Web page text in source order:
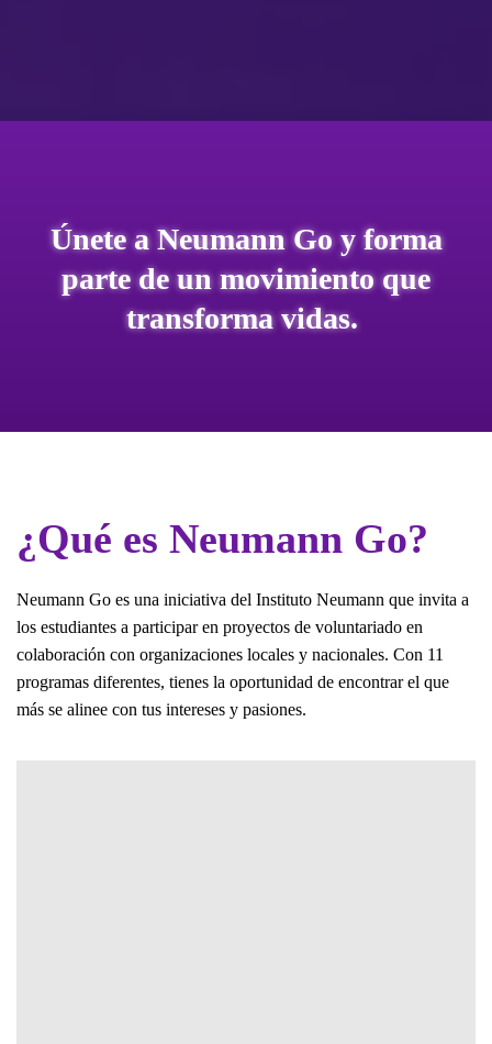
Únete a Neumann Goy forma
parte deun movimiento que
transforma vidas.
¿Qué es Neumann Go?
Neumann Go es una iniciativa del Instituto Neumann que invita a
los estudiantes a participar en proyectos de voluntariado en
colaboración con organizaciones locales y nacionales. Con 11
programas diferentes, tienes la oportunidad de encontrar el que
más se alinee con tus intereses y pasiones.